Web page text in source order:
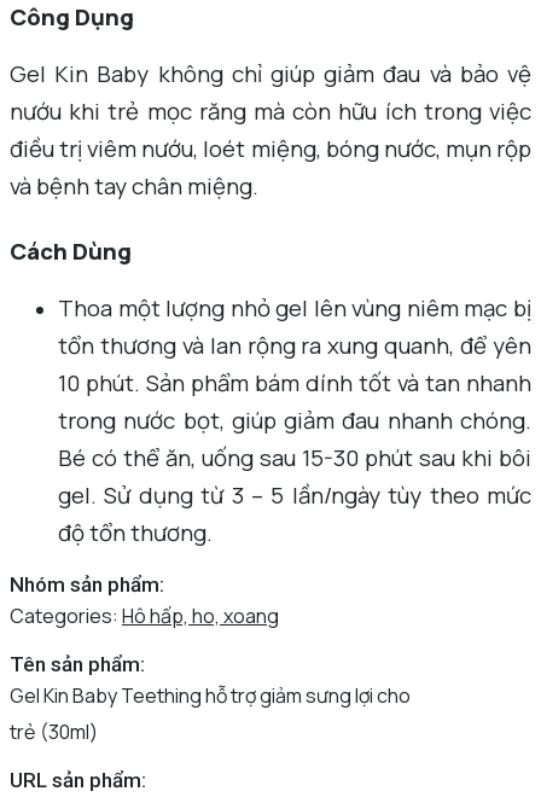
Công Dụng
Gel Kin Baby không chỉ giúp giảm đau và bảo vệ
nướu khi trẻ mọc răng mà còn hữu ích trong việc
điều trị viêm nướu, loét miệng, bóng nước, mụn rộp
và bệnh tay chân miệng.
Cách Dùng
Thoa một lượng nhỏ gel lên vùng niêm mạc bị
tổn thương và lan rộng ra xung quanh, để yên
10 phút. Sản phẩm bám dính tốt và tan nhanh
trong nước bọt, giúp giảm đau nhanh chóng.
Bé có thể ăn, uống sau 15-30 phút sau khi bôi
gel. Sử dụng từ 3 – 5 lần/ngày tùy theo mức
độ tổn thương.
Nhóm sản phẩm:
Categories: Hô hấp, ho, xoang
Tên sản phẩm:
Gel Kin Baby Teething hỗ trợ giảm sưng lợi cho
trẻ (30ml)
URL sản phẩm: